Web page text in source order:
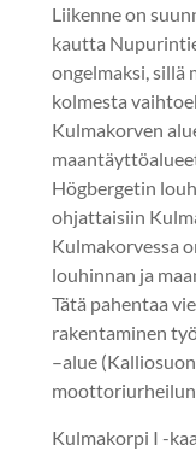
Liikenne on
kautta
ongelmaksi, sillä
kolmesta
Kulmakorven
Högbergetin
ohjattaisiin
Kulmakorvessa
louhinnan ja
Tätä pahentaa
rakentaminen
–alue
Kulmakorpi I -